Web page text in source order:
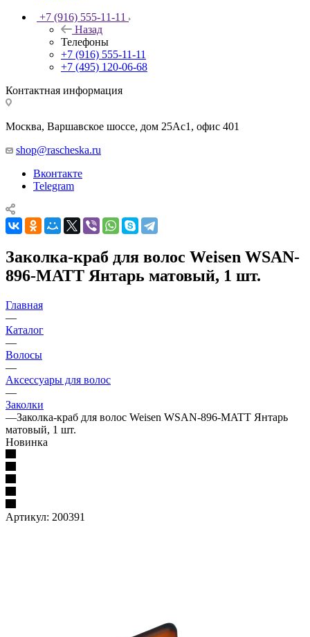
+7 (916) 555-11-11
Назад
Телефоны
+7 (916) 555-11-11
+7 (495) 120-06-68
Контактная информация
Москва, Варшавское шоссе, дом 25Аc1, офис 401
shop@rascheska.ru
Вконтакте
Telegram
Заколка-краб для волос Weisen WSAN-
896-MATT Янтарь матовый, 1 шт.
Главная
—
Каталог
—
Волосы
—
Аксессуары для волос
—
Заколки
—Заколка-краб для волос Weisen WSAN-896-MATT Янтарь
матовый, 1 шт.
Новинка
Артикул: 200391